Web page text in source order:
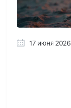
17 июня 2026